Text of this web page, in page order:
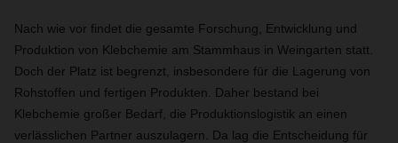
Nach wie vor findet die gesamte Forschung, Entwicklung und
Produktion von Klebchemie am Stammhaus in Weingarten statt.
Doch der Platz ist begrenzt, insbesondere für die Lagerung von
Rohstoffen und fertigen Produkten. Daher bestand bei
Klebchemie großer Bedarf, die Produktionslogistik an einen
verlässlichen Partner auszulagern. Da lag die Entscheidung für